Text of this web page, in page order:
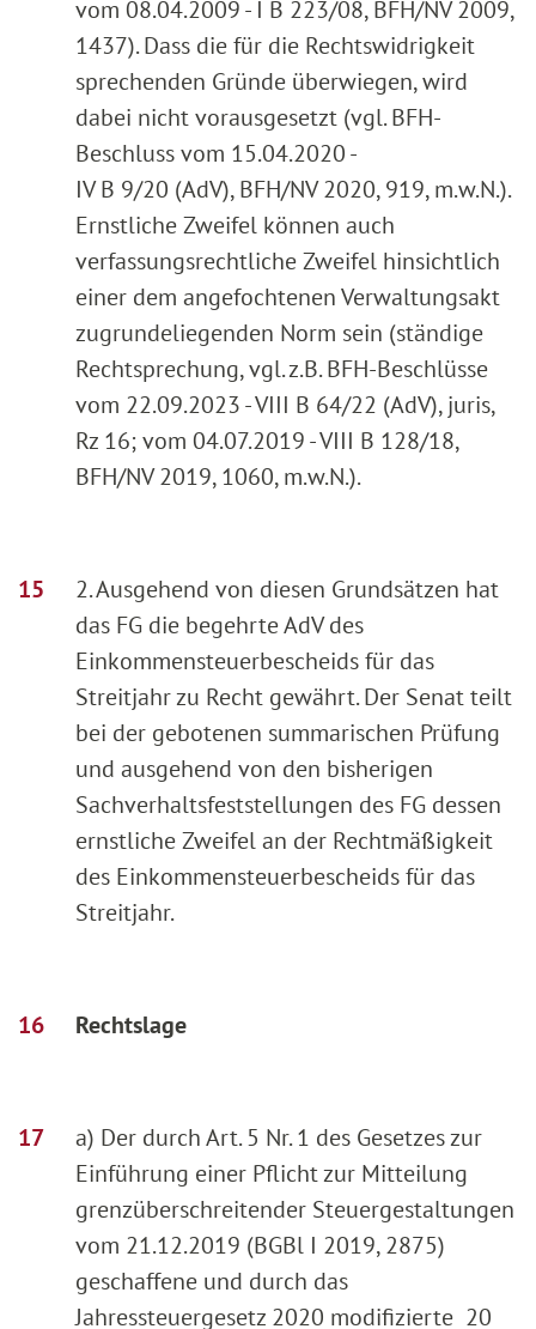
vom 08.04.2009 - I B 223/08, BFH/NV 2009,
1437). Dass die für die Rechtswidrigkeit
sprechenden Gründe überwiegen, wird
dabei nicht vorausgesetzt (vgl. BFH-
Beschluss vom 15.04.2020 -
IV B 9/20 (AdV), BFH/NV 2020, 919, m.w.N.).
Ernstliche Zweifel können auch
verfassungsrechtliche Zweifel hinsichtlich
einer dem angefochtenen Verwaltungsakt
zugrundeliegenden Norm sein (ständige
Rechtsprechung, vgl. z.B. BFH-Beschlüsse
vom 22.09.2023 - VIII B 64/22 (AdV), juris,
Rz 16; vom 04.07.2019 - VIII B 128/18,
BFH/NV 2019, 1060, m.w.N.).
2. Ausgehend von diesen Grundsätzen hat
das FG die begehrte AdV des
Einkommensteuerbescheids für das
Streitjahr zu Recht gewährt. Der Senat teilt
bei der gebotenen summarischen Prüfung
und ausgehend von den bisherigen
Sachverhaltsfeststellungen des FG dessen
ernstliche Zweifel an der Rechtmäßigkeit
des Einkommensteuerbescheids für das
Streitjahr.
Rechtslage
a) Der durch Art. 5 Nr. 1 des Gesetzes zur
Einführung einer Pflicht zur Mitteilung
grenzüberschreitender Steuergestaltungen
vom 21.12.2019 (BGBl I 2019, 2875)
geschaffene und durch das
Jahressteuergesetz 2020 modifizierte 20